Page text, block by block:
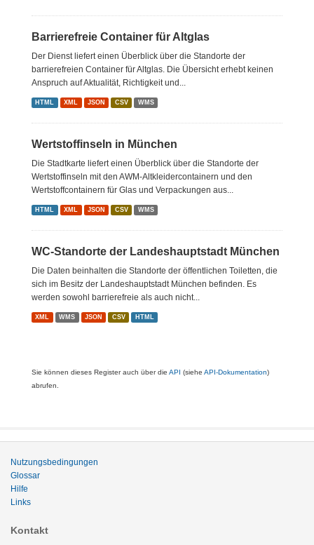
Barrierefreie Container für Altglas
Der Dienst liefert einen Überblick über die Standorte der
barrierefreien Container für Altglas. Die Übersicht erhebt keinen
Anspruch auf Aktualität, Richtigkeit und...
HTML XML JSON CSV WMS
Wertstoffinseln in München
Die Stadtkarte liefert einen Überblick über die Standorte der
Wertstoffinseln mit den AWM-Altkleidercontainern und den
Wertstoffcontainern für Glas und Verpackungen aus...
HTML XML JSON CSV WMS
WC-Standorte der Landeshauptstadt München
Die Daten beinhalten die Standorte der öffentlichen Toiletten, die
sich im Besitz der Landeshauptstadt München befinden. Es
werden sowohl barrierefreie als auch nicht...
XML WMS JSON CSV HTML
Sie können dieses Register auch über die API (siehe API-Dokumentation)
abrufen.
Nutzungsbedingungen
Glossar
Hilfe
Links
Kontakt